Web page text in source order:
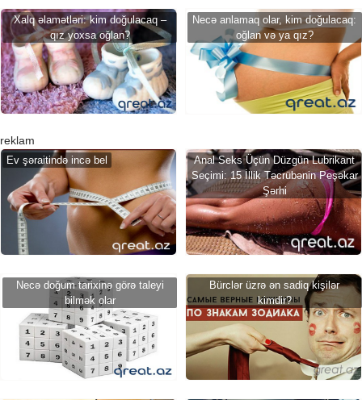
Xalq əlamətləri: kim doğulacaq –
qız yoxsa oğlan?
Necə anlamaq olar, kim doğulacaq:
oğlan və ya qız?
reklam
Ev şəraitində incə bel
Anal Seks Üçün Düzgün Lubrikant
Seçimi: 15 İllik Təcrübənin Peşəkar
Şərhi
Necə doğum tarixinə görə taleyi
bilmək olar
Bürclər üzrə ən sadiq kişilər
kimdir?